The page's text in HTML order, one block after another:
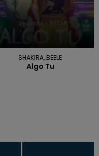
SHAKIRA, BEELE
Algo Tu